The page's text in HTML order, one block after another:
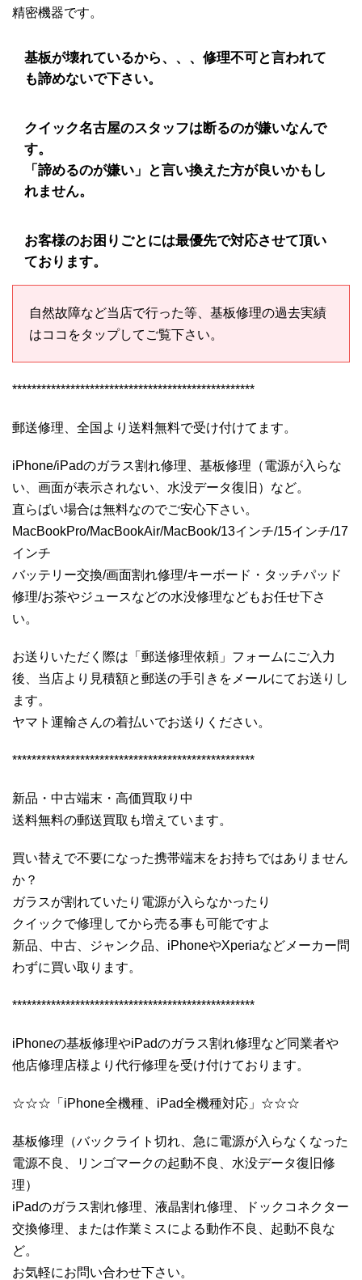
精密機器です。
基板が壊れているから、、、修理不可と言われて
も諦めないで下さい。
クイック名古屋のスタッフは断るのが嫌いなんで
す。
「諦めるのが嫌い」と言い換えた方が良いかもし
れません。
お客様のお困りごとには最優先で対応させて頂い
ております。
自然故障など当店で行った等、基板修理の過去実績
はココをタップしてご覧下さい。
**************************************************
郵送修理、全国より送料無料で受け付けてます。
iPhone/iPadのガラス割れ修理、基板修理（電源が入らな
い、画面が表示されない、水没データ復旧）など。
直らばい場合は無料なのでご安心下さい。
MacBookPro/MacBookAir/MacBook/13インチ/15インチ/17
インチ
バッテリー交換/画面割れ修理/キーボード・タッチパッド
修理/お茶やジュースなどの水没修理などもお任せ下さ
い。
お送りいただく際は「郵送修理依頼」フォームにご入力
後、当店より見積額と郵送の手引きをメールにてお送りし
ます。
ヤマト運輸さんの着払いでお送りください。
**************************************************
新品・中古端末・高価買取り中
送料無料の郵送買取も増えています。
買い替えで不要になった携帯端末をお持ちではありません
か？
ガラスが割れていたり電源が入らなかったり
クイックで修理してから売る事も可能ですよ
新品、中古、ジャンク品、iPhoneやXperiaなどメーカー問
わずに買い取ります。
**************************************************
iPhoneの基板修理やiPadのガラス割れ修理など同業者や
他店修理店様より代行修理を受け付けております。
☆☆☆「iPhone全機種、iPad全機種対応」☆☆☆
基板修理（バックライト切れ、急に電源が入らなくなった
電源不良、リンゴマークの起動不良、水没データ復旧修
理）
iPadのガラス割れ修理、液晶割れ修理、ドックコネクター
交換修理、または作業ミスによる動作不良、起動不良な
ど。
お気軽にお問い合わせ下さい。